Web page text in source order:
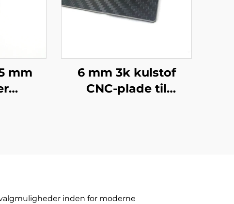
mm
6 mm 3k kulstof
CNC-plade til
inden for moderne